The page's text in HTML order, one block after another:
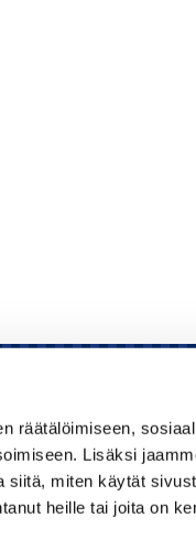
räätälöimiseen,
Lisäksi
siitä, miten käytät
heille tai joita on